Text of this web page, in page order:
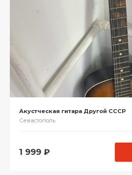
Акустческая гитара Другой СССР
Севастополь
1 999 ₽